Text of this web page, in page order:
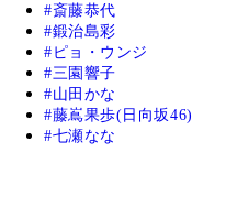
斎藤恭代
鍛治島彩
ピョ・ウンジ
三園響子
山田かな
藤嶌果歩(日向坂46)
七瀬なな